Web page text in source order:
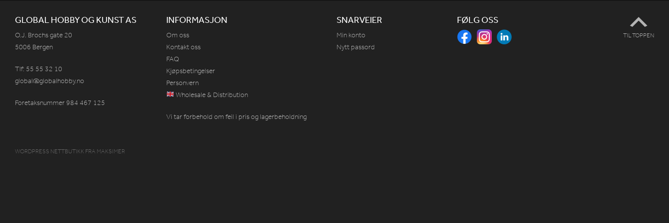
GLOBAL HOBBY OG KUNST AS
O.J. Brochs gate 20
5006 Bergen
Tlf: 55 55 32 10
global@globalhobby.no
Foretaksnummer 984 467 125
INFORMASJON
Om oss
Kontakt oss
FAQ
Kjøpsbetingelser
Personvern
Wholesale & Distribution
Vi tar forbehold om feil i pris og lagerbeholdning
SNARVEIER
Min konto
Nytt passord
FØLG OSS
TIL TOPPEN
WORDPRESS NETTBUTIKK FRA MAKSIMER